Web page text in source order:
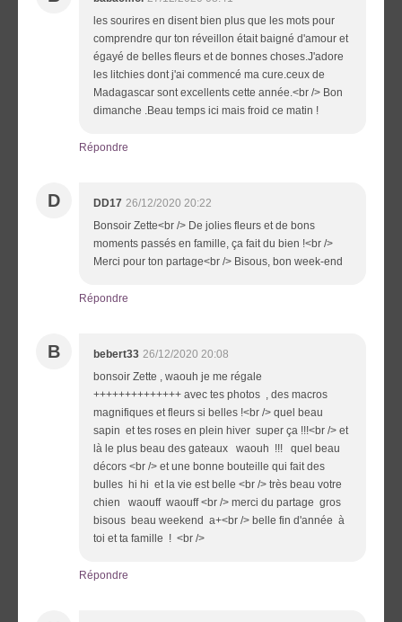
les sourires en disent bien plus que les mots pour
comprendre qur ton réveillon était baigné d'amour et
égayé de belles fleurs et de bonnes choses.J'adore
les litchies dont j'ai commencé ma cure.ceux de
Madagascar sont excellents cette année.<br /> Bon
dimanche .Beau temps ici mais froid ce matin !
Répondre
D DD17 26/12/2020 20:22
Bonsoir Zette<br /> De jolies fleurs et de bons
moments passés en famille, ça fait du bien !<br />
Merci pour ton partage<br /> Bisous, bon week-end
Répondre
B bebert33 26/12/2020 20:08
bonsoir Zette , waouh je me régale
++++++++++++++ avec tes photos , des macros
magnifiques et fleurs si belles !<br /> quel beau
sapin et tes roses en plein hiver super ça !!!<br /> et
là le plus beau des gateaux waouh !!! quel beau
décors <br /> et une bonne bouteille qui fait des
bulles hi hi et la vie est belle <br /> très beau votre
chien waouff waouff <br /> merci du partage gros
bisous beau weekend a+<br /> belle fin d'année à
toi et ta famille ! <br />
Répondre